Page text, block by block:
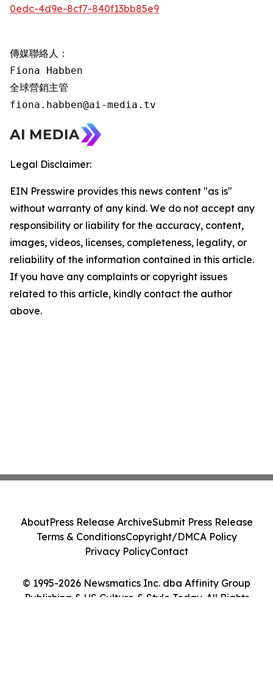
0edc-4d9e-8cf7-840f13bb85e9
傳媒聯絡人：
Fiona Habben
全球營銷主管
fiona.habben@ai-media.tv
Legal Disclaimer:
EIN Presswire provides this news content "as is"
without warranty of any kind. We do not accept any
responsibility or liability for the accuracy, content,
images, videos, licenses, completeness, legality, or
reliability of the information contained in this article.
If you have any complaints or copyright issues
related to this article, kindly contact the author
above.
© 1995-2026 Newsmatics Inc. dba Affinity Group
Publishing & US Culture & Style Today. All Rights
AboutPress Release ArchiveSubmit Press Release
Terms & ConditionsCopyright/DMCA Policy
Privacy PolicyContact